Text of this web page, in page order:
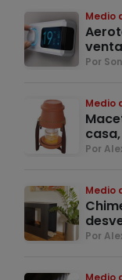
Medio
Por
Medio
Por
Medio
Por
Medio